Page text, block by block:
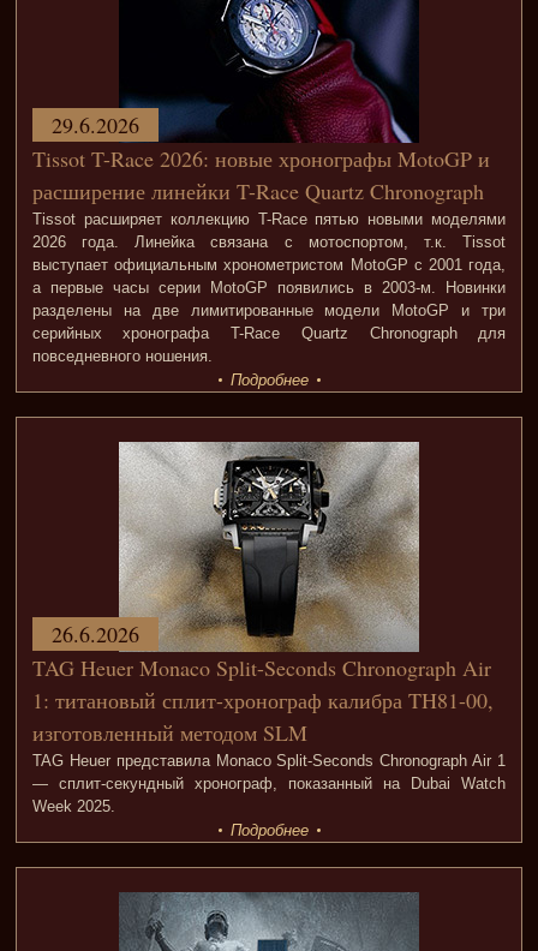
Tissot T-Race 2026: новые хронографы MotoGP и
расширение линейки T-Race Quartz Chronograph
Tissot расширяет коллекцию T-Race пятью новыми моделями
2026 года. Линейка связана с мотоспортом, т.к. Tissot
выступает официальным хронометристом MotoGP с 2001 года,
а первые часы серии MotoGP появились в 2003-м. Новинки
разделены на две лимитированные модели MotoGP и три
серийных хронографа T-Race Quartz Chronograph для
повседневного ношения.
29.6.2026
Подробнее
TAG Heuer Monaco Split-Seconds Chronograph Air
1: титановый сплит-хронограф калибра TH81-00,
изготовленный методом SLM
TAG Heuer представила Monaco Split-Seconds Chronograph Air 1
— сплит-секундный хронограф, показанный на Dubai Watch
Week 2025.
26.6.2026
Подробнее